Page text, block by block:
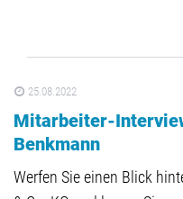
25.08.2022
Mitarbeiter-
Benkmann
Werfen Sie einen Blick